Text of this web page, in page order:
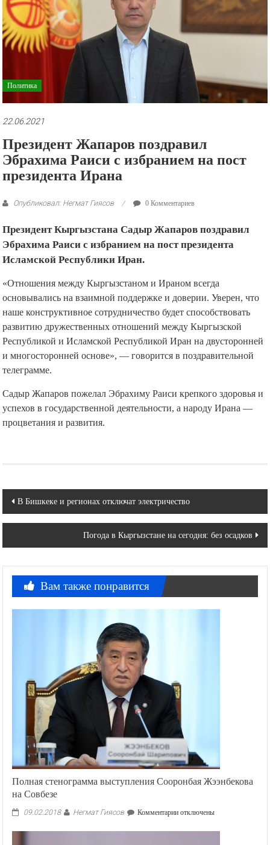
рекламные
ролики
и
презентации.
Политика
22.06.2021
Президент Жапаров поздравил
Эбрахима Раиси с избранием на пост
президента Ирана
Опубликовал: Негмат Гиясов 0 Комментариев
Президент Кыргызстана Садыр Жапаров поздравил
Эбрахима Раиси с избранием на пост президента
Исламской Республики Иран.
«Отношения между Кыргызстаном и Ираном всегда
основывались на взаимной поддержке и доверии. Уверен, что
наше конструктивное сотрудничество будет способствовать
развитию дружественных отношений между Кыргызской
Республикой и Исламской Республикой Иран на двусторонней
и многосторонней основе», — говорится в поздравительной
телеграмме.
Садыр Жапаров пожелал Эбрахиму Раиси крепкого здоровья и
успехов в государственной деятельности, а народу Ирана —
процветания и развития.
Навигация
по
В Бишкеке и регионах отключат электричество
Погода в Кыргызстане на сегодня: без осадков
Вам также понравится
Полная стенограмма выступления Сооронбая Жээнбекова
на Совбезе
09.02.2018 Негмат Гиясов Комментариик
Полная
отключены